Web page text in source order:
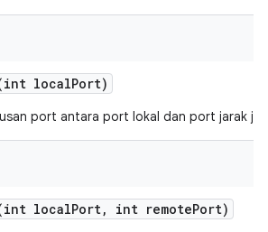
localPort)
port antara port lokal dan port jarak
localPort, int remotePort)